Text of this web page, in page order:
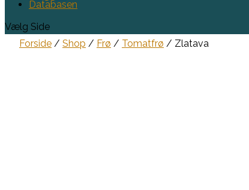
Databasen
Vælg Side
Forside / Shop / Frø / Tomatfrø / Zlatava